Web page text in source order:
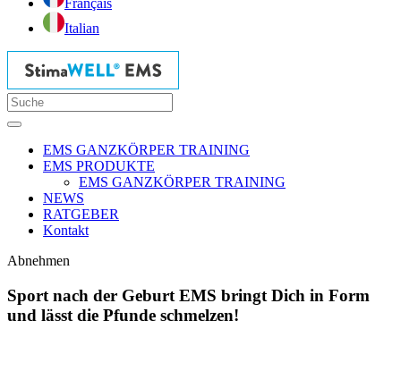
Français
Italian
EMS GANZKÖRPER TRAINING
EMS PRODUKTE
EMS GANZKÖRPER TRAINING
NEWS
RATGEBER
Kontakt
Abnehmen
Sport nach der Geburt EMS bringt Dich in Form
und lässt die Pfunde schmelzen!